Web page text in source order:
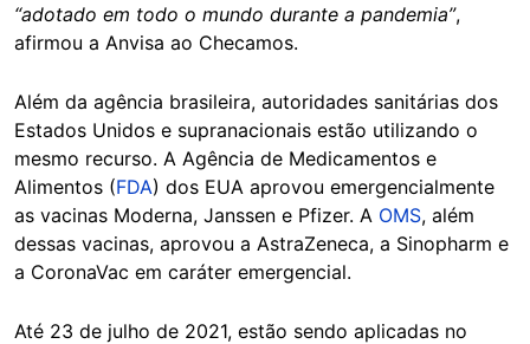
“adotado em todo o mundo durante a pandemia”,
afirmou a Anvisa ao Checamos.
Além da agência brasileira, autoridades sanitárias dos
Estados Unidos e supranacionais estão utilizando o
mesmo recurso. A Agência de Medicamentos e
Alimentos (FDA) dos EUA aprovou emergencialmente
as vacinas Moderna, Janssen e Pfizer. A OMS, além
dessas vacinas, aprovou a AstraZeneca, a Sinopharm e
a CoronaVac em caráter emergencial.
Até 23 de julho de 2021, estão sendo aplicadas no